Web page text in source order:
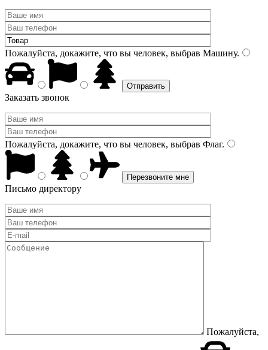
Пожалуйста, докажите, что вы человек, выбрав Машину.
Заказать звонок
Пожалуйста, докажите, что вы человек, выбрав Флаг.
Письмо директору
Пожалуйста,